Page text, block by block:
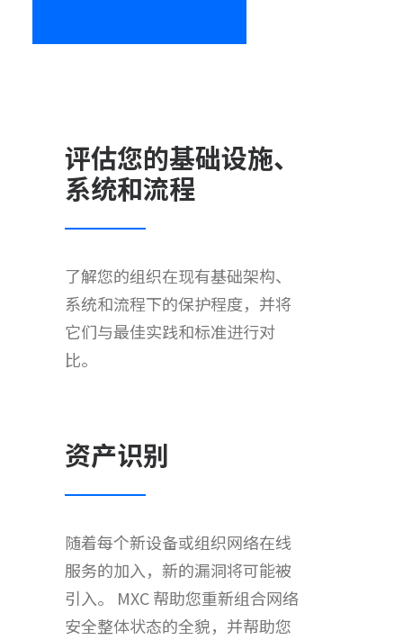
评估您的基础设施、
系统和流程
了解您的组织在现有基础架构、
系统和流程下的保护程度，并将
它们与最佳实践和标准进行对
比。
资产识别
随着每个新设备或组织网络在线
服务的加入，新的漏洞将可能被
引入。 MXC 帮助您重新组合网络
安全整体状态的全貌，并帮助您